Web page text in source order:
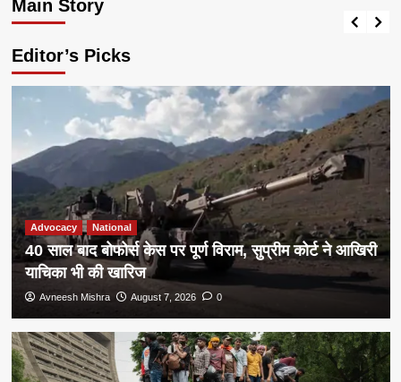
Main Story
Avneesh Mishra
Editor’s Picks
Advocacy National
40 साल बाद बोफोर्स केस पर पूर्ण विराम, सुप्रीम कोर्ट ने आखिरी
याचिका भी की खारिज
Avneesh Mishra August 7, 2026 0
Administration Defence National social
Special अन्य
तुकाराम मुंढे: 21 साल की सेवा में 25वीं बार